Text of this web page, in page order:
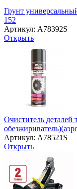
Грунт
152
Артикул: A78392S
Открыть
Очиститель деталей
Артикул: A78521S
Открыть